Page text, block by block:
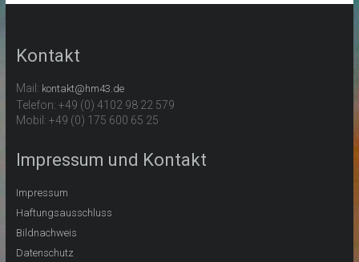
Kontakt
Mail: kontakt@hm43.de
Telefon: +49 (0) 4102 98 22 579
Mobil: +49 (0) 175 600 65 25
Impressum und Kontakt
Impressum
Haftungsausschluss
Bildnachweis
Datenschutz